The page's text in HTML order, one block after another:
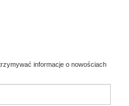
informacje o nowościach